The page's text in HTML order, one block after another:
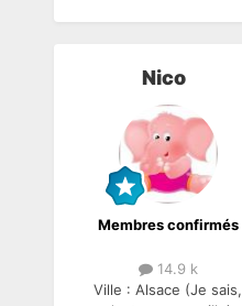
Nico
Membres confirmés
14.9 k
Ville :Alsace (Je sais,